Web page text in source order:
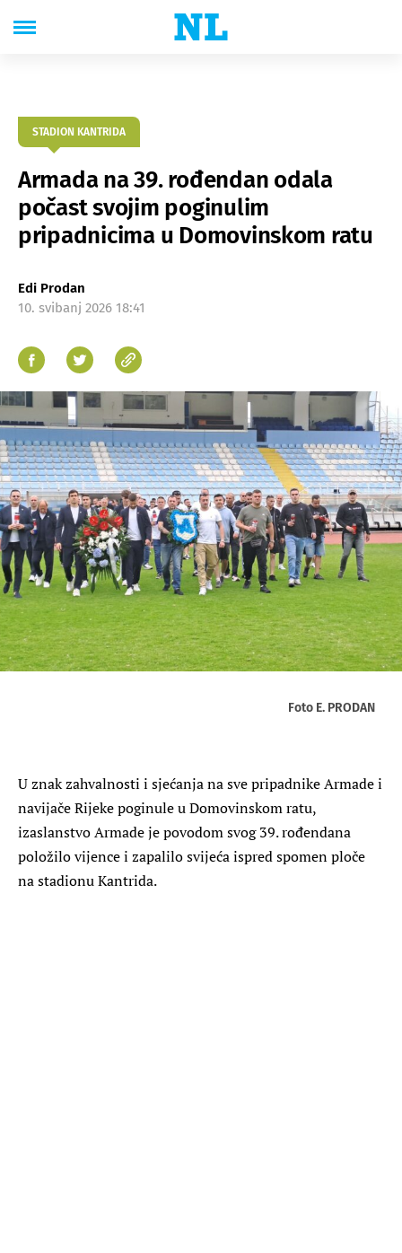
STADION KANTRIDA
Armada na 39. rođendan odala
počast svojim poginulim
pripadnicima u Domovinskom ratu
Edi Prodan
10. svibanj 2026 18:41
Foto E. PRODAN
U znak zahvalnosti i sjećanja na sve pripadnike Armade i
navijače Rijeke poginule u Domovinskom ratu,
izaslanstvo Armade je povodom svog 39. rođendana
položilo vijence i zapalilo svijeća ispred spomen ploče
na stadionu Kantrida.